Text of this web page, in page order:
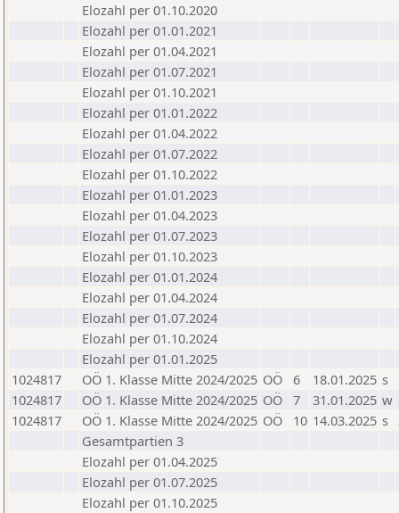
Elozahl per 01.10.2020
Elozahl per 01.01.2021
Elozahl per 01.04.2021
Elozahl per 01.07.2021
Elozahl per 01.10.2021
Elozahl per 01.01.2022
Elozahl per 01.04.2022
Elozahl per 01.07.2022
Elozahl per 01.10.2022
Elozahl per 01.01.2023
Elozahl per 01.04.2023
Elozahl per 01.07.2023
Elozahl per 01.10.2023
Elozahl per 01.01.2024
Elozahl per 01.04.2024
Elozahl per 01.07.2024
Elozahl per 01.10.2024
Elozahl per 01.01.2025
1024817
OÖ 1. Klasse Mitte 2024/2025 OÖ 6 18.01.2025 s
1024817
OÖ 1. Klasse Mitte 2024/2025 OÖ 7 31.01.2025 w
1024817
OÖ 1. Klasse Mitte 2024/2025 OÖ 10 14.03.2025 s
Gesamtpartien 3
Elozahl per 01.04.2025
Elozahl per 01.07.2025
Elozahl per 01.10.2025